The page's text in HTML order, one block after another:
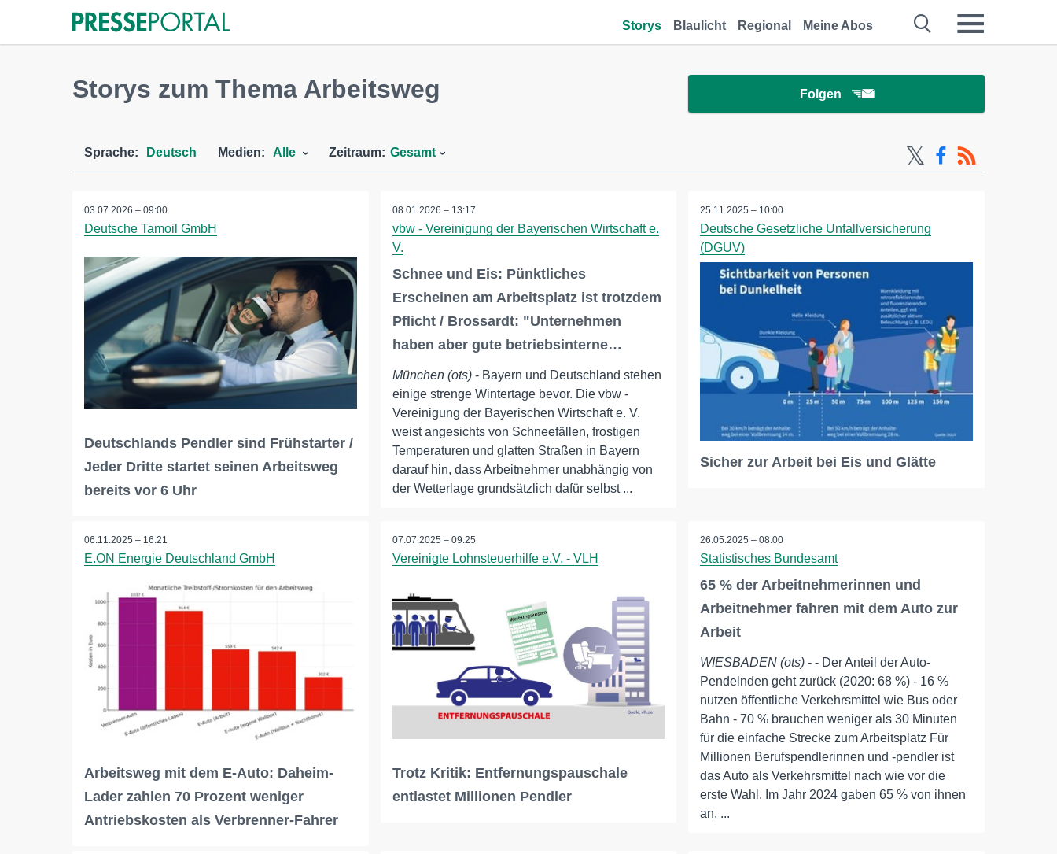
Storys Blaulicht Regional Meine Abos
Storys zum Thema Arbeitsweg Folgen
Sprache: Deutsch Medien: Alle Zeitraum: Gesamt
03.07.2026 – 09:00
Deutsche Tamoil GmbH
Deutschlands Pendler sind Frühstarter /
Jeder Dritte startet seinen Arbeitsweg
bereits vor 6 Uhr
08.01.2026 – 13:17
vbw - Vereinigung der Bayerischen Wirtschaft e.
V.
Schnee und Eis: Pünktliches
Erscheinen am Arbeitsplatz ist trotzdem
Pflicht / Brossardt: "Unternehmen
haben aber gute betriebsinterne…
München (ots)- Bayern und Deutschland stehen
einige strenge Wintertage bevor. Die vbw -
Vereinigung der Bayerischen Wirtschaft e. V.
weist angesichts von Schneefällen, frostigen
Temperaturen und glatten Straßen in Bayern
darauf hin, dass Arbeitnehmer unabhängig von
der Wetterlage grundsätzlich dafür selbst ...
25.11.2025 – 10:00
Deutsche Gesetzliche Unfallversicherung
(DGUV)
Sicher zur Arbeit bei Eis und Glätte
06.11.2025 – 16:21
E.ON Energie Deutschland GmbH
Arbeitsweg mit dem E-Auto: Daheim-
Lader zahlen 70 Prozent weniger
Antriebskosten als Verbrenner-Fahrer
07.07.2025 – 09:25
Vereinigte Lohnsteuerhilfe e.V. - VLH
Trotz Kritik: Entfernungspauschale
entlastet Millionen Pendler
26.05.2025 – 08:00
Statistisches Bundesamt
65 % der Arbeitnehmerinnen und
Arbeitnehmer fahren mit dem Auto zur
Arbeit
WIESBADEN (ots) - - Der Anteil der Auto-
Pendelnden geht zurück (2020: 68 %) - 16 %
nutzen öffentliche Verkehrsmittel wie Bus oder
Bahn - 70 % brauchen weniger als 30 Minuten
für die einfache Strecke zum Arbeitsplatz Für
Millionen Berufspendlerinnen und -pendler ist
das Auto als Verkehrsmittel nach wie vor die
erste Wahl. Im Jahr 2024 gaben 65 % von ihnen
an, ...